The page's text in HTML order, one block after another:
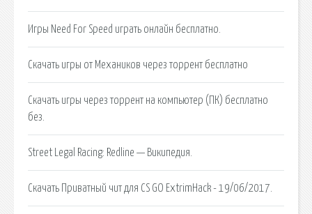
Игры Need For Speed играть онлайн бесплатно.
Скачать игры от Механиков через торрент бесплатно
Скачать игры через торрент на компьютер (ПК) бесплатно
без.
Street Legal Racing: Redline — Википедия.
Скачать Приватный чит для CS GO ExtrimHack - 19/06/2017.